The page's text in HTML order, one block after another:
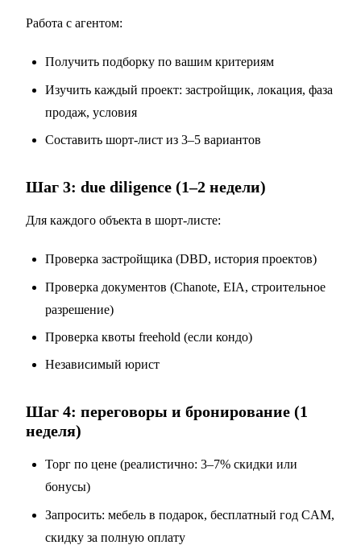
Работа с агентом:
Получить подборку по вашим критериям
Изучить каждый проект: застройщик, локация, фаза
продаж, условия
Составить шорт-лист из 3–5 вариантов
Шаг 3: due diligence (1–2 недели)
Для каждого объекта в шорт-листе:
Проверка застройщика (DBD, история проектов)
Проверка документов (Chanote, EIA, строительное
разрешение)
Проверка квоты freehold (если кондо)
Независимый юрист
Шаг 4: переговоры и бронирование (1
неделя)
Торг по цене (реалистично: 3–7% скидки или
бонусы)
Запросить: мебель в подарок, бесплатный год CAM,
скидку за полную оплату